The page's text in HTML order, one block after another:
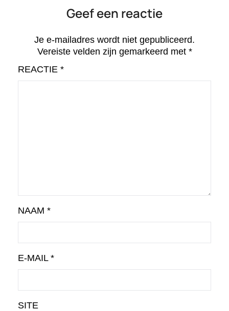
Geef een reactie
Je e-mailadres wordt niet gepubliceerd.
Vereiste velden zijn gemarkeerd met *
REACTIE *
NAAM *
E-MAIL *
SITE